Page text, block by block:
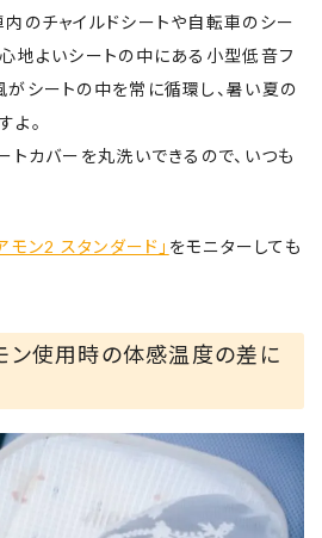
のチャイルドシートや自転車のシー
心地よいシートの中にある小型低音フ
がシートの中を常に循環し、暑い夏の
よ。
トカバーを丸洗いできるので、いつも
モン2 スタンダード」 をモニターしても
ン使用時の体感温度の差に